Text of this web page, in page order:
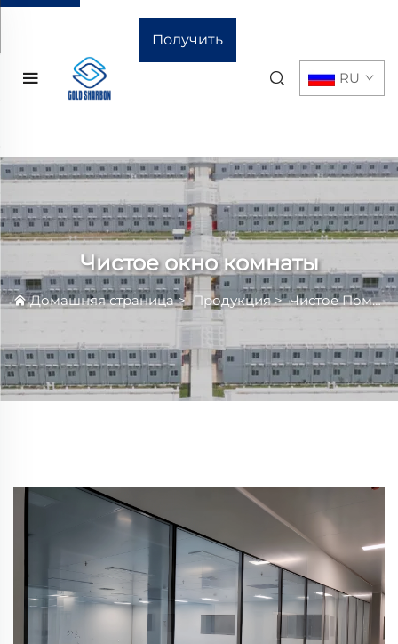
Получить
RU
Чистое окно комнаты
Домашняя страница>Продукция>Чистое Помещение